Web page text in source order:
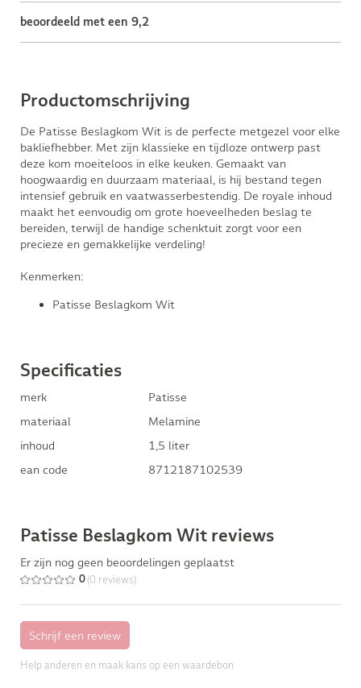
beoordeeld met een 9,2
Productomschrijving
De Patisse Beslagkom Wit is de perfecte metgezel voor elke
bakliefhebber. Met zijn klassieke en tijdloze ontwerp past
deze kom moeiteloos in elke keuken. Gemaakt van
hoogwaardig en duurzaam materiaal, is hij bestand tegen
intensief gebruik en vaatwasserbestendig. De royale inhoud
maakt het eenvoudig om grote hoeveelheden beslag te
bereiden, terwijl de handige schenktuit zorgt voor een
precieze en gemakkelijke verdeling!
Kenmerken:
Patisse Beslagkom Wit
Specificaties
merk
Patisse
materiaal
Melamine
inhoud
1,5 liter
ean code
8712187102539
Patisse Beslagkom Wit reviews
Er zijn nog geen beoordelingen geplaatst
0 (0 reviews)
Help anderen en maak kans op een waardebon